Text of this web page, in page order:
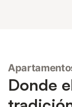
Donde